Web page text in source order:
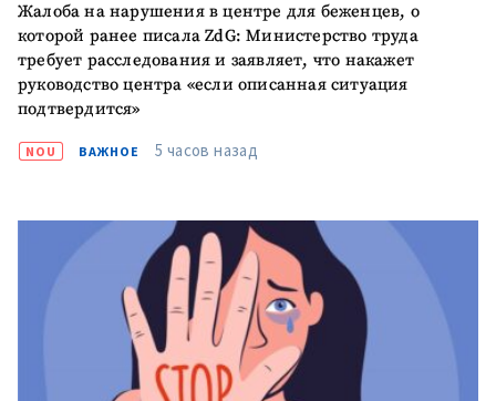
Жалоба на нарушения в центре для беженцев, о
которой ранее писала ZdG: Министерство труда
требует расследования и заявляет, что накажет
руководство центра «если описанная ситуация
подтвердится»
NOU ВАЖНОЕ 5 часов назад